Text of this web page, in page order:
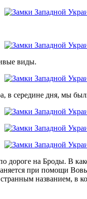
виды.
в середине дня, мы
дороге на Броды. В
при помощи
названием, в